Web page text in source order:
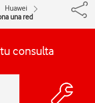
Huawei
una red
consulta